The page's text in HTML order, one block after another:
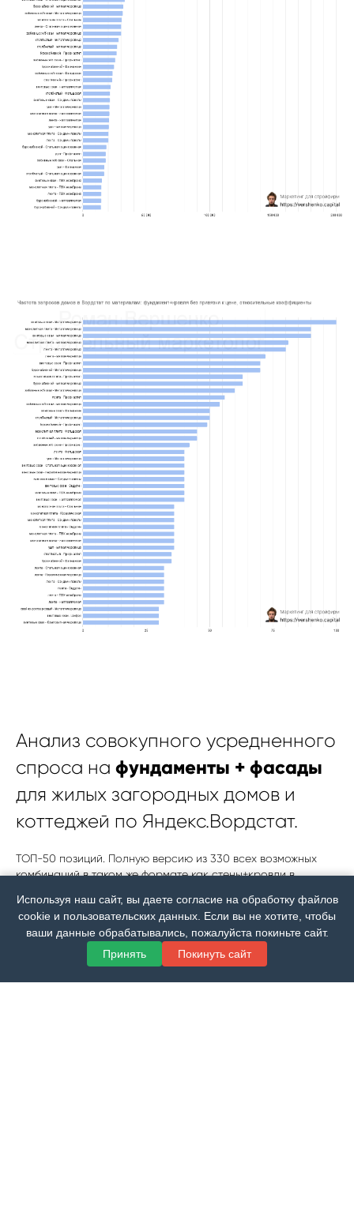
Анализ совокупного усредненного
спроса на фундаменты + фасады
для жилых загородных домов и
коттеджей по Яндекс.Вордстат.
ТОП-50 позиций. Полную версию из 330 всех возможных
комбинаций в таком же формате как стены+кровли в
2 диаграмы с разыми методиками подсчета:
Используя наш сайт, вы даете согласие на обработку файлов
cookie и пользовательских данных. Если вы не хотите, чтобы
ваши данные обрабатывались, пожалуйста покиньте сайт.
Принять
Покинуть сайт